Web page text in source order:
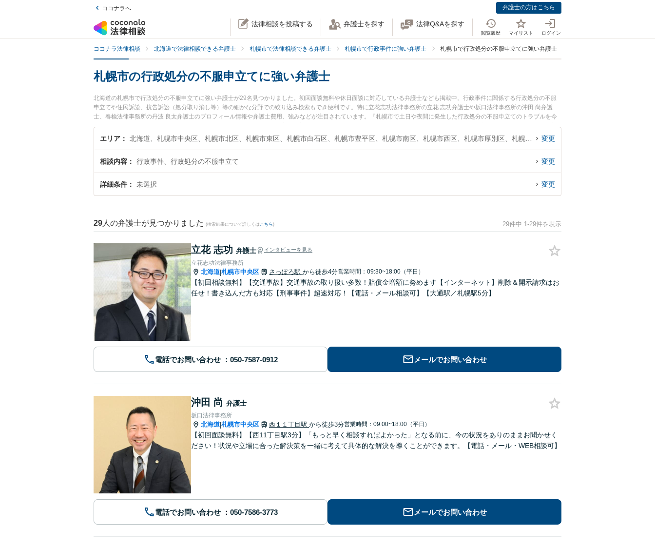
ココナラへ 弁護士の方はこちら
法律相談を投稿する 弁護士を探す 法律Q&Aを探す
閲覧履歴 マイリスト ログイン
ココナラ法律相談 北海道で法律相談できる弁護士 札幌市で法律相談できる弁護士 札幌市で行政事件に強い弁護士 札幌市で行政処分の不服申立てに強い弁護士
札幌市の行政処分の不服申立てに強い弁護士
北海道の札幌市で行政処分の不服申立てに強い弁護士が29名見つかりました。初回面談無料や休日面談に対応している弁護士なども掲載中。行政事件に関係する行政処分の不服
申立てや住民訴訟、抗告訴訟（処分取り消し等）等の細かな分野での絞り込み検索もでき便利です。特に立花志功法律事務所の立花 志功弁護士や坂口法律事務所の沖田 尚弁護
士、春楡法律事務所の丹波 良太弁護士のプロフィール情報や弁護士費用、強みなどが注目されています。『札幌市で土日や夜間に発生した行政処分の不服申立てのトラブルを今
すぐに弁護士に相談したい』『行政処分の不服申立てのトラブル解決の実績豊富な近くの弁護士を検索したい』『初回相談無料で行政処分の不服申立てを法律相談できる札幌市内
の弁護士に相談予約したい』などでお困りの相談者さんにおすすめです。
エリア 変更
相談内容 行政事件、行政処分の不服申立て 変更
詳細条件 未選択 変更
29 人の弁護士が見つかりました (検索結果について詳しくは こちら) 29件中 1-29件を表示
立花 志功 弁護士 インタビューを見る
立花志功法律事務所
北海道|札幌市中央区 さっぽろ駅 から徒歩4分営業時間：09:30~18:00（平日）
【初回相談無料】【交通事故】交通事故の取り扱い多数！賠償金増額に努めます【インターネット】削除＆開示請求はお
任せ！書き込んだ方も対応【刑事事件】超速対応！【電話・メール相談可】【大通駅／札幌駅5分】
電話でお問い合わせ メールでお問い合わせ
沖田 尚 弁護士
坂口法律事務所
北海道|札幌市中央区 西１１丁目駅 から徒歩3分営業時間：09:00~18:00（平日）
【初回面談無料】【西11丁目駅3分】「もっと早く相談すればよかった」となる前に、今の状況をありのままお聞かせく
ださい！状況や立場に合った解決策を一緒に考えて具体的な解決を導くことができます。【電話・メール・WEB相談可】
電話でお問い合わせ メールでお問い合わせ